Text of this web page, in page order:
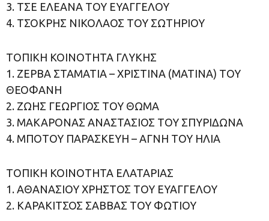
3. ΤΣΕ ΕΛΕΑΝΑ ΤΟΥ ΕΥΑΓΓΕΛΟΥ
4. ΤΣΟΚΡΗΣ ΝΙΚΟΛΑΟΣ ΤΟΥ ΣΩΤΗΡΙΟΥ
ΤΟΠΙΚΗ ΚΟΙΝΟΤΗΤΑ ΓΛΥΚΗΣ
1. ΖΕΡΒΑ ΣΤΑΜΑΤΙΑ – ΧΡΙΣΤΙΝΑ (ΜΑΤΙΝΑ) ΤΟΥ
ΘΕΟΦΑΝΗ
2. ΖΩΗΣ ΓΕΩΡΓΙΟΣ ΤΟΥ ΘΩΜΑ
3. ΜΑΚΑΡΟΝΑΣ ΑΝΑΣΤΑΣΙΟΣ ΤΟΥ ΣΠΥΡΙΔΩΝΑ
4. ΜΠΟΤΟΥ ΠΑΡΑΣΚΕΥΗ – ΑΓΝΗ ΤΟΥ ΗΛΙΑ
ΤΟΠΙΚΗ ΚΟΙΝΟΤΗΤΑ ΕΛΑΤΑΡΙΑΣ
1. ΑΘΑΝΑΣΙΟΥ ΧΡΗΣΤΟΣ ΤΟΥ ΕΥΑΓΓΕΛΟΥ
2. ΚΑΡΑΚΙΤΣΟΣ ΣΑΒΒΑΣ ΤΟΥ ΦΩΤΙΟΥ